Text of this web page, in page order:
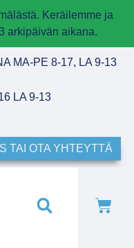
Keräilemme ja
arkipäivän aikana.
MA-PE 8-17, LA 9-13
LA 9-13
TAI OTA YHTEYTTÄ